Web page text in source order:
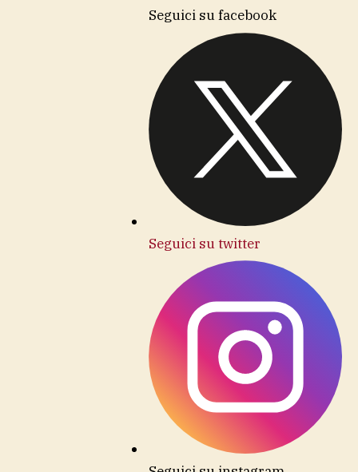
Seguici su facebook
Seguici su twitter